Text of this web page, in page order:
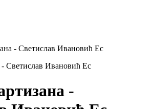
- Светислав Ивановић Ес
-